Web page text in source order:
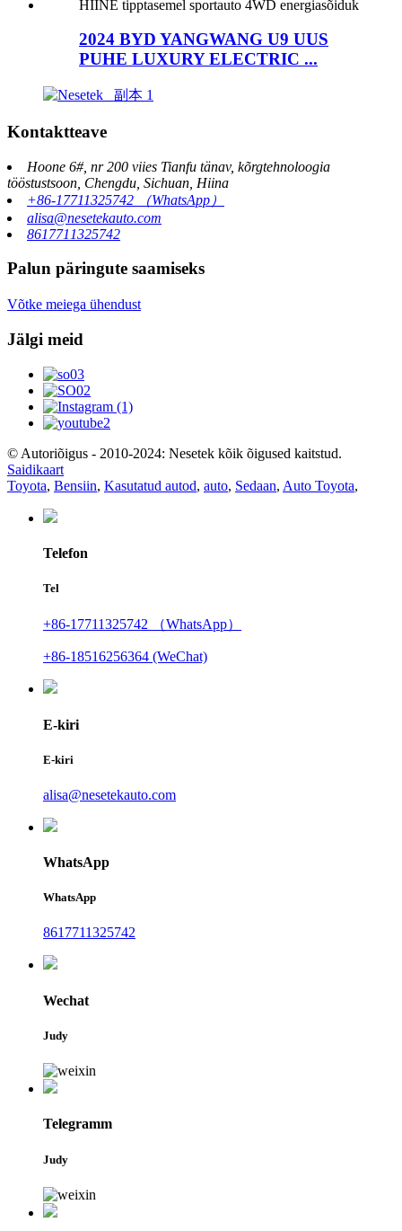
2024 BYD YANGWANG U9 UUS
PUHE LUXURY ELECTRIC ...
Kontaktteave
Hoone 6#, nr 200 viies Tianfu tänav, kõrgtehnoloogia
tööstustsoon, Chengdu, Sichuan, Hiina
+86-17711325742 （WhatsApp）
alisa@nesetekauto.com
8617711325742
Palun päringute saamiseks
Võtke meiega ühendust
Jälgi meid
© Autoriõigus - 2010-2024: Nesetek kõik õigused kaitstud.
Saidikaart
Toyota, Bensiin, Kasutatud autod, auto, Sedaan, Auto Toyota,
Telefon
Tel
+86-17711325742 （WhatsApp）
+86-18516256364 (WeChat)
E-kiri
E-kiri
alisa@nesetekauto.com
WhatsApp
WhatsApp
8617711325742
Wechat
Judy
Telegramm
Judy